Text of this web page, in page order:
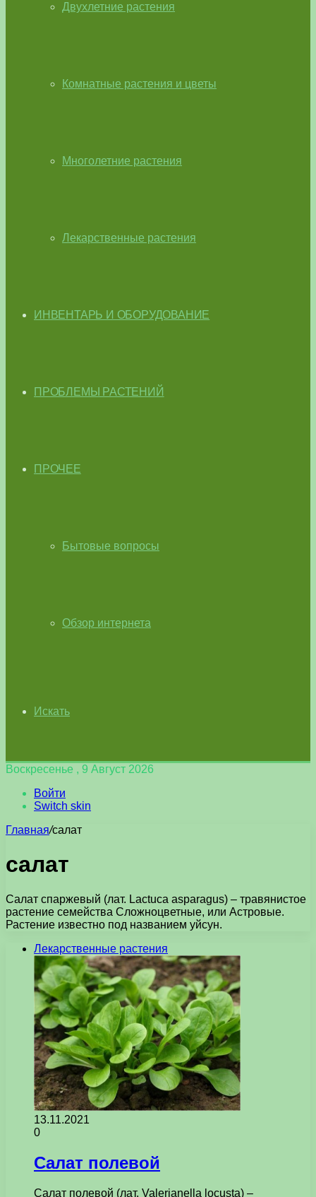
Двухлетние растения
Комнатные растения и цветы
Многолетние растения
Лекарственные растения
ИНВЕНТАРЬ И ОБОРУДОВАНИЕ
ПРОБЛЕМЫ РАСТЕНИЙ
ПРОЧЕЕ
Бытовые вопросы
Обзор интернета
Искать
Воскресенье , 9 Август 2026
Войти
Switch skin
Главная/салат
салат
Салат спаржевый (лат. Lactuca asparagus) – травянистое
растение семейства Сложноцветные, или Астровые.
Растение известно под названием уйсун.
Лекарственные растения
13.11.2021
0
Салат полевой
Салат полевой (лат. Valerianella locusta) –